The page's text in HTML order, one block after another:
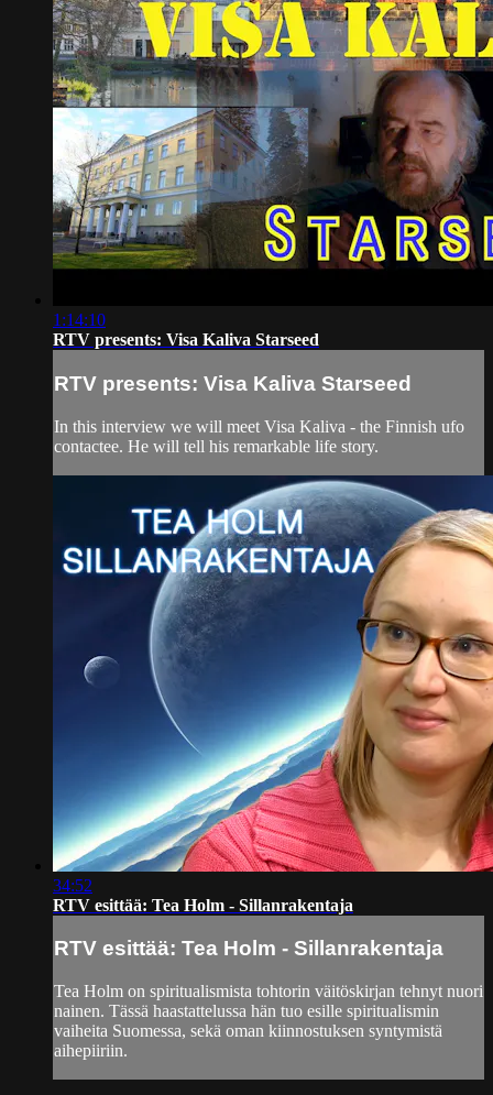
1:14:10
RTV presents: Visa Kaliva Starseed
RTV presents: Visa Kaliva Starseed
In this interview we will meet Visa Kaliva - the Finnish ufo
contactee. He will tell his remarkable life story.
34:52
RTV esittää: Tea Holm - Sillanrakentaja
RTV esittää: Tea Holm - Sillanrakentaja
Tea Holm on spiritualismista tohtorin väitöskirjan tehnyt nuori
nainen. Tässä haastattelussa hän tuo esille spiritualismin
vaiheita Suomessa, sekä oman kiinnostuksen syntymistä
aihepiiriin.